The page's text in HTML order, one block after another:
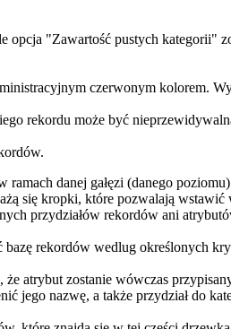
"Zawartość pustych kategorii"
czerwonym kolorem.
rekordu może być
ramach danej gałęzi (danego
się kropki, które pozwalają wstawić
przydziałów rekordów ani
bazę rekordów wedlug określonych
atrybut zostanie wówczas
jego nazwę, a także przydział do